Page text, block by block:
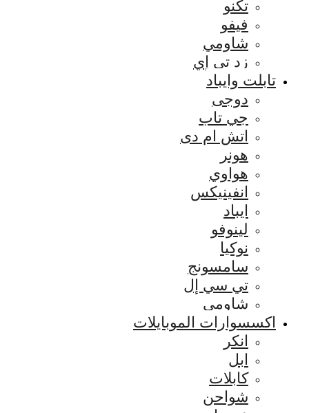
تكنو
فيفو
شاومي
زد تي إي
تابلت وايباد
دوجى
جي تاب
اتش ام دى
هونر
هواوي
انفينيكس
ايباد
لينوفو
نوكيا
سامسونج
تي سي إل
شاومي
اكسسوارات الموبايلات
انكر
ابل
كابلات
شواحن